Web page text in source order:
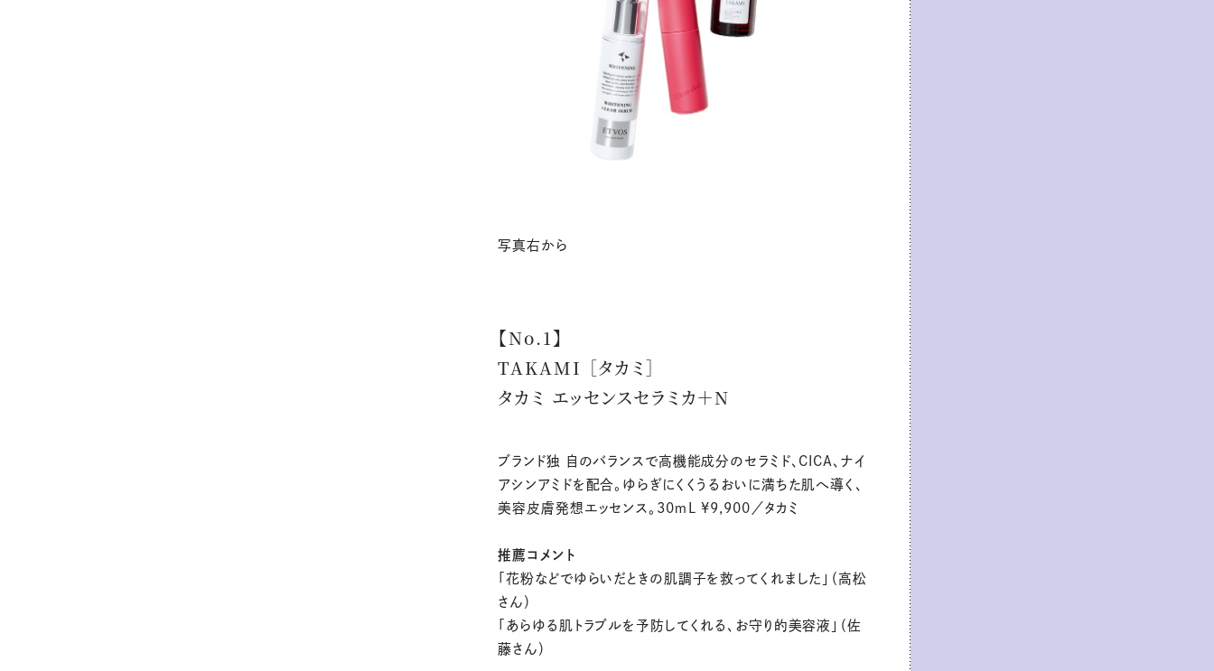
写真右から
【No.1】
TAKAMI ［タカミ］
タカミ エッセンスセラミカ＋N
ブランド独 自のバランスで高機能成分のセラミド、CICA、ナイ
アシンアミドを配合。ゆらぎにくくうるおいに満ちた肌へ導く、
美容皮膚発想エッセンス。30ｍL ¥9,900／タカミ
推薦コメント
「花粉などでゆらいだときの肌調子を救ってくれました」（高松
さん）
「あらゆる肌トラブルを予防してくれる、お守り的美容液」（佐
藤さん）